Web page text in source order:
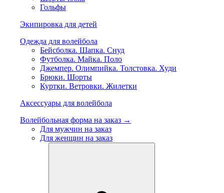
Гольфы
Экипировка для детей
Одежда для волейбола
Бейсболка. Шапка. Снуд
Футболка. Майка. Поло
Джемпер. Олимпийка. Толстовка. Худи
Брюки. Шорты
Куртки. Ветровки. Жилетки
Аксессуары для волейбола
Волейбольная форма на заказ →
Для мужчин на заказ
Для женщин на заказ